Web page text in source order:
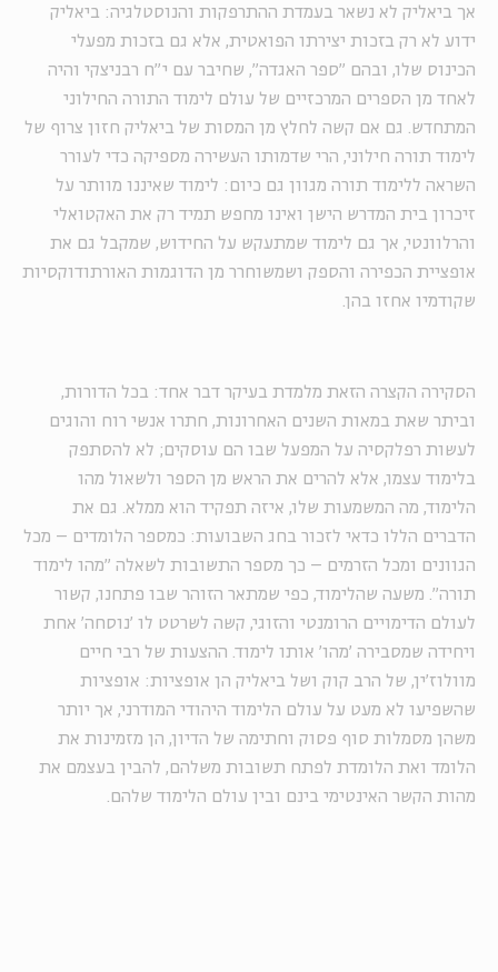
אך ביאליק לא נשאר בעמדת ההתרפקות והנוסטלגיה: ביאליק
ידוע לא רק בזכות יצירתו הפואטית, אלא גם בזכות מפעלי
הכינוס שלו, ובהם "ספר האגדה", שחיבר עם י"ח רבניצקי והיה
לאחד מן הספרים המרכזיים של עולם לימוד התורה החילוני
המתחדש. גם אם קשה לחלץ מן המסות של ביאליק חזון צרוף של
לימוד תורה חילוני, הרי שדמותו העשירה מספיקה כדי לעורר
השראה ללימוד תורה מגוון גם כיום: לימוד שאיננו מוותר על
זיכרון בית המדרש הישן ואינו מחפש תמיד רק את האקטואלי
והרלוונטי, אך גם לימוד שמתעקש על החידוש, שמקבל גם את
אופציית הכפירה והספק ושמשוחרר מן הדוגמות האורתודוקסיות
שקודמיו אחזו בהן.
הסקירה הקצרה הזאת מלמדת בעיקר דבר אחד: בכל הדורות,
וביתר שאת במאות השנים האחרונות, חתרו אנשי רוח והוגים
לעשות רפלקסיה על המפעל שבו הם עוסקים; לא להסתפק
בלימוד עצמו, אלא להרים את הראש מן הספר ולשאול מהו
הלימוד, מה המשמעות שלו, איזה תפקיד הוא ממלא. גם את
הדברים הללו כדאי לזכור בחג השבועות: כמספר הלומדים – מכל
הגוונים ומכל הזרמים – כך מספר התשובות לשאלה "מהו לימוד
תורה". משעה שהלימוד, כפי שמתאר הזוהר שבו פתחנו, קשור
לעולם הדימויים הרומנטי והזוגי, קשה לשרטט לו 'נוסחה' אחת
ויחידה שמסבירה 'מהו' אותו לימוד. ההצעות של רבי חיים
מוולוז'ין, של הרב קוק ושל ביאליק הן אופציות: אופציות
שהשפיעו לא מעט על עולם הלימוד היהודי המודרני, אך יותר
משהן מסמלות סוף פסוק וחתימה של הדיון, הן מזמינות את
הלומד ואת הלומדת לפתח תשובות משלהם, להבין בעצמם את
מהות הקשר האינטימי בינם ובין עולם הלימוד שלהם.